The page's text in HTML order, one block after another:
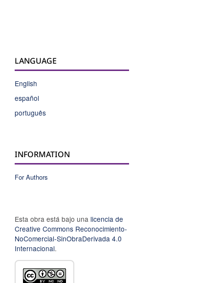
LANGUAGE
English
español
português
INFORMATION
For Authors
Esta obra está bajo una licencia de
Creative Commons Reconocimiento-
NoComercial-SinObraDerivada 4.0
Internacional.